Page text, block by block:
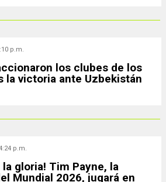
p.m.
los clubes de los
la victoria ante Uzbekistán
p.m.
la gloria! Tim Payne, la
Mundial 2026, jugará en